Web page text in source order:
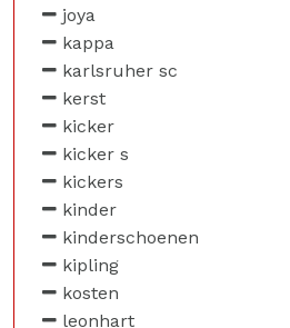
joya
kappa
karlsruher sc
kerst
kicker
kicker s
kickers
kinder
kinderschoenen
kipling
kosten
leonhart